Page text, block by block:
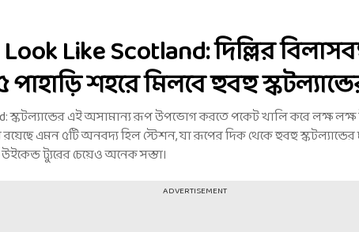
Like Scotland: দিল্লির
শহরে মিলবে হুবহু
স্কটল্যান্ডের এই অসামান্য রূপ উপভোগ করতে পকেট খালি করে লক্ষ
এমন ৫টি অনবদ্য হিল স্টেশন, যা রূপের দিক থেকে হুবহু
ট্যুরের চেয়েও অনেক সস্তা।
ADVERTISEMENT